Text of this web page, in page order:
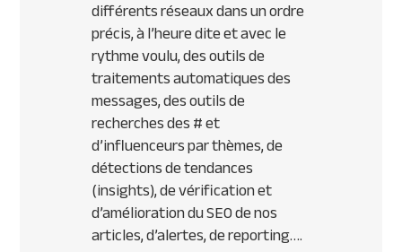
différents réseaux dans un ordre
précis, à l’heure dite et avec le
rythme voulu, des outils de
traitements automatiques des
messages, des outils de
recherches des # et
d’influenceurs par thèmes, de
détections de tendances
(insights), de vérification et
d’amélioration du SEO de nos
articles, d’alertes, de reporting….